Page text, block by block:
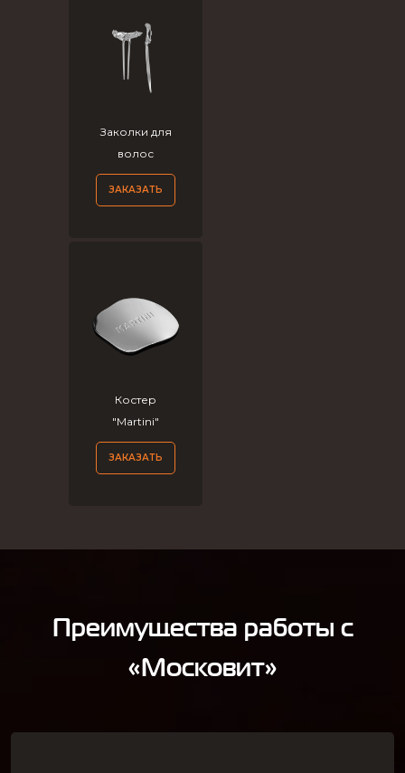
Заколки для
волос
ЗАКАЗАТЬ
Костер
"Martini"
ЗАКАЗАТЬ
Преимущества работы с
«Московит»